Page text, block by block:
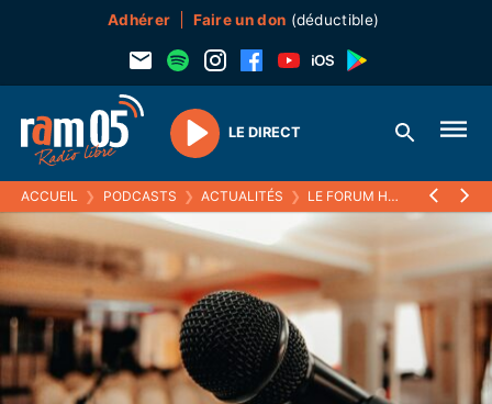
Adhérer Faire un don (déductible)
Play
LE DIRECT
ACCUEIL ❯ PODCASTS ❯ ACTUALITÉS ❯ LE FORUM HEBDO ❯